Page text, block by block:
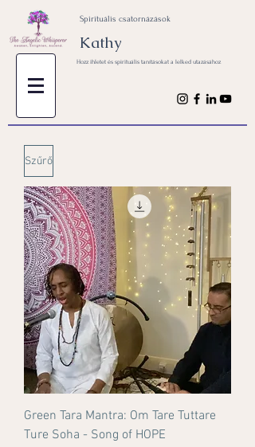
Kathy
Spirituális csatornázások
Hozz ihletet és spirituális tanításokat a lelked utazásához
Szűrő
Green Tara Mantra: Om Tare Tuttare
Ture Soha - Song of HOPE